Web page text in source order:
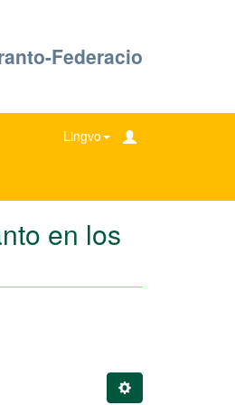
Federacio
Lingvo
en los